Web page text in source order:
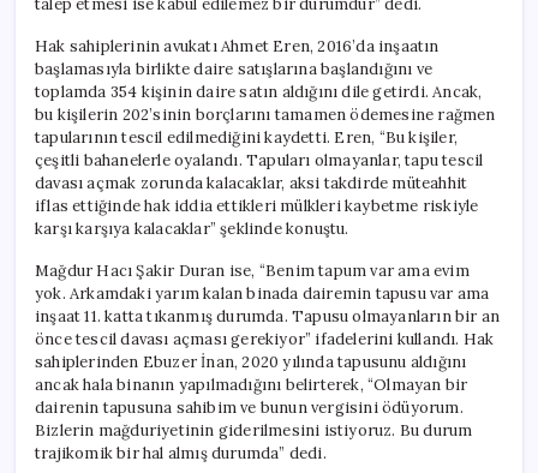
Hak sahiplerinin avukatı Ahmet Eren, 2016’da inşaatın
başlamasıyla birlikte daire satışlarına başlandığını ve
toplamda 354 kişinin daire satın aldığını dile getirdi. Ancak,
bu kişilerin 202’sinin borçlarını tamamen ödemesine rağmen
tapularının tescil edilmediğini kaydetti. Eren, “Bu kişiler,
çeşitli bahanelerle oyalandı. Tapuları olmayanlar, tapu tescil
davası açmak zorunda kalacaklar, aksi takdirde müteahhit
iflas ettiğinde hak iddia ettikleri mülkleri kaybetme riskiyle
karşı karşıya kalacaklar” şeklinde konuştu.
Mağdur Hacı Şakir Duran ise, “Benim tapum var ama evim
yok. Arkamdaki yarım kalan binada dairemin tapusu var ama
inşaat 11. katta tıkanmış durumda. Tapusu olmayanların bir an
önce tescil davası açması gerekiyor” ifadelerini kullandı. Hak
sahiplerinden Ebuzer İnan, 2020 yılında tapusunu aldığını
ancak hala binanın yapılmadığını belirterek, “Olmayan bir
dairenin tapusuna sahibim ve bunun vergisini ödüyorum.
Bizlerin mağduriyetinin giderilmesini istiyoruz. Bu durum
trajikomik bir hal almış durumda” dedi.